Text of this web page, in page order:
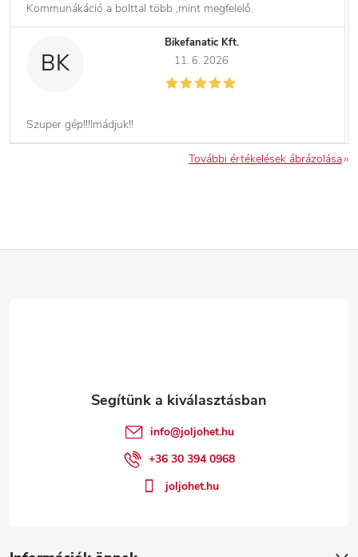
Kommunákáció a bolttal több ,mint megfelelő.
BK
Bikefanatic Kft.
11. 6. 2026
Szuper gép!!!Imádjuk!!
További értékelések ábrázolása
info@joljohet.hu
+36 30 394 0968
joljohet.hu